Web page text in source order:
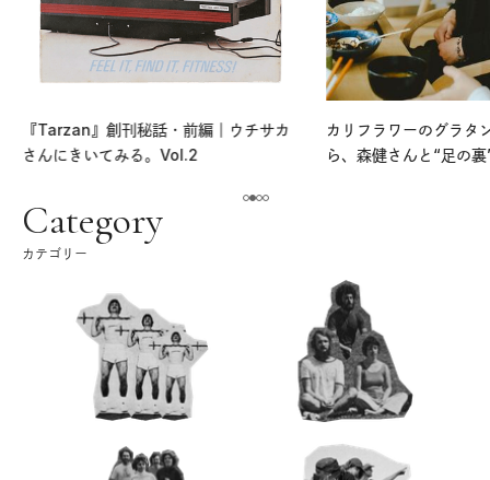
『Tarzan』創刊秘話・前編｜ウチサカ
さんにきいてみる。Vol.2
カリフラワーのグラタ
ら、森健さんと“足の
Category
カテゴリー